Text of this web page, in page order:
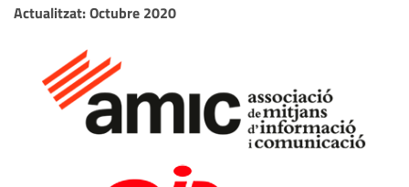
Actualitzat: Octubre 2020